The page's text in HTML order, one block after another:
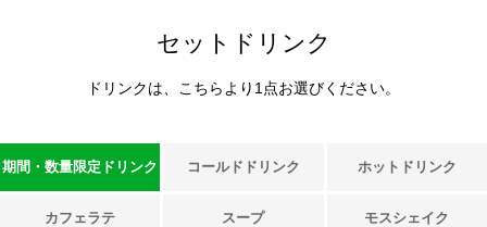
セットドリンク
ドリンクは、こちらより1点お選びください。
期間・数量限定ドリンク コールドドリンク ホットドリンク
カフェラテ スープ モスシェイク